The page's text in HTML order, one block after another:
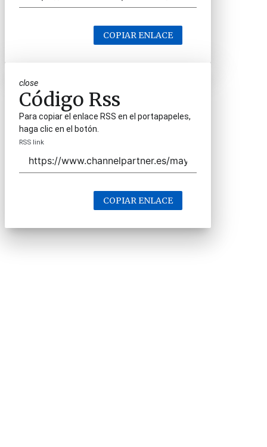
COPIAR ENLACE
close
Código Rss
Para copiar el enlace RSS en el portapapeles,
haga clic en el botón.
RSS link
COPIAR ENLACE